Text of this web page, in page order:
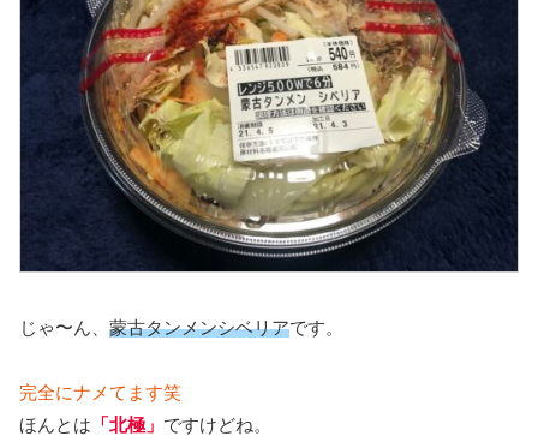
じゃ〜ん、 蒙古タンメンシベリアです。
完全にナメてます笑
ほんとは 「北極」 ですけどね。